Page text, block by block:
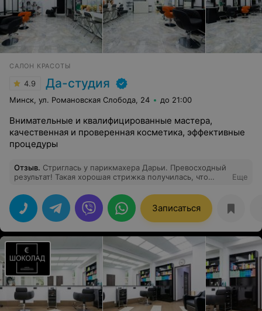
САЛОН КРАСОТЫ
4.9 Да-студия
Минск, ул. Романовская Слобода, 24 до 21:00
Внимательные и квалифицированные мастера,
качественная и проверенная косметика, эффективные
процедуры
Отзыв. Стриглась у парикмахера Дарьи. Превосходный
результат! Такая хорошая стрижка получилась, что
руками - и всё! Очень довольна!
Еще
Записаться